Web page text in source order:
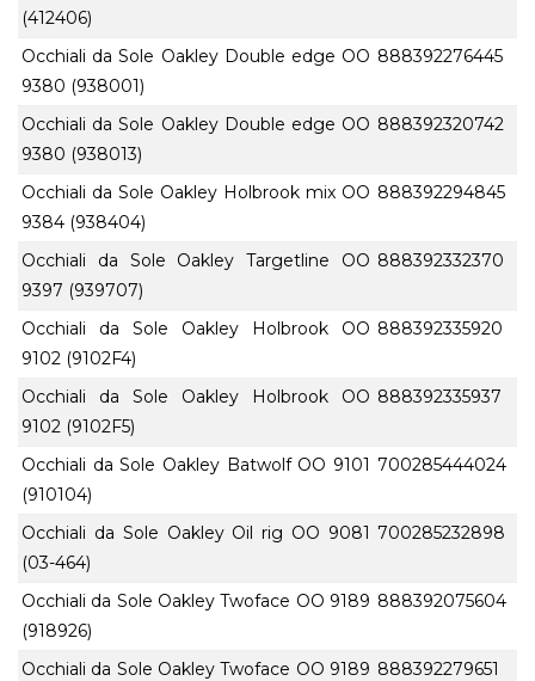
(412406)
Occhiali da Sole Oakley Double edge OO
9380 (938001)
888392276445
Occhiali da Sole Oakley Double edge OO
9380 (938013)
888392320742
Occhiali da Sole Oakley Holbrook mix OO
9384 (938404)
888392294845
Occhiali da Sole Oakley Targetline OO
9397 (939707)
888392332370
Occhiali da Sole Oakley Holbrook OO
9102 (9102F4)
888392335920
Occhiali da Sole Oakley Holbrook OO
9102 (9102F5)
888392335937
Occhiali da Sole Oakley Batwolf OO 9101
(910104)
700285444024
Occhiali da Sole Oakley Oil rig OO 9081
(03-464)
700285232898
Occhiali da Sole Oakley Twoface OO 9189
(918926)
888392075604
Occhiali da Sole Oakley Twoface OO 9189 888392279651